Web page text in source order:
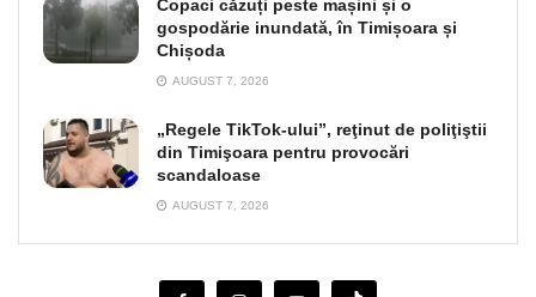
Copaci căzuți peste mașini și o
gospodărie inundată, în Timișoara și
Chișoda
AUGUST 7, 2026
„Regele TikTok-ului”, reţinut de poliţiştii
din Timişoara pentru provocări
scandaloase
AUGUST 7, 2026